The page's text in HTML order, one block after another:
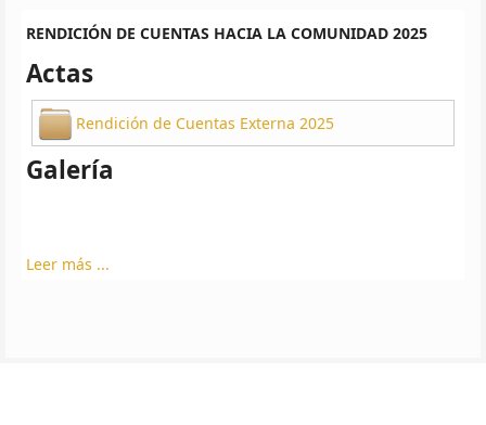
RENDICIÓN DE CUENTAS HACIA LA COMUNIDAD 2025
Actas
Rendición de Cuentas Externa 2025
Galería
Leer más ...